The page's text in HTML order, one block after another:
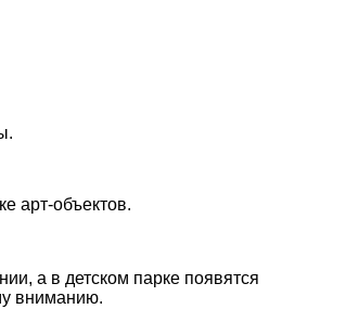
арт-объектов.
а в детском парке появятся
вниманию.